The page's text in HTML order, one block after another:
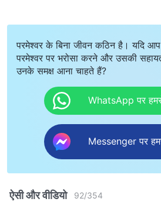
परमेश्वर के बिना जीवन कठिन है। यदि
परमेश्वर पर भरोसा करने और उसकी
उनके समक्ष आना चाहते हैं?
WhatsApp पर
Messenger पर
ऐसी और वीडियो 92/354